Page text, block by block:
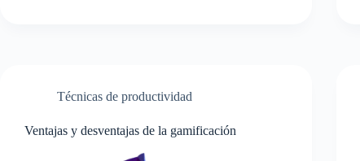
Técnicas de productividad
Ventajas y desventajas de la gamificación